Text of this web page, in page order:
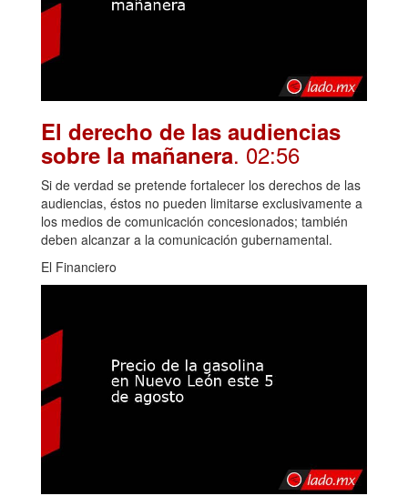
El derecho de las audiencias
sobre la mañanera. 02:56
Si de verdad se pretende fortalecer los derechos de las
audiencias, éstos no pueden limitarse exclusivamente a
los medios de comunicación concesionados; también
deben alcanzar a la comunicación gubernamental.
El Financiero